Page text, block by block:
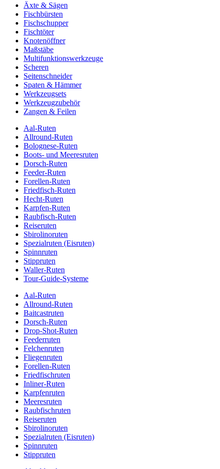
Äxte & Sägen
Fischbürsten
Fischschupper
Fischtöter
Knotenöffner
Maßstäbe
Multifunktionswerkzeuge
Scheren
Seitenschneider
Spaten & Hämmer
Werkzeugsets
Werkzeugzubehör
Zangen & Feilen
Aal-Ruten
Allround-Ruten
Bolognese-Ruten
Boots- und Meeresruten
Dorsch-Ruten
Feeder-Ruten
Forellen-Ruten
Friedfisch-Ruten
Hecht-Ruten
Karpfen-Ruten
Raubfisch-Ruten
Reiseruten
Sbirolinoruten
Spezialruten (Eisruten)
Spinnruten
Stippruten
Waller-Ruten
Tour-Guide-Systeme
Aal-Ruten
Allround-Ruten
Baitcastruten
Dorsch-Ruten
Drop-Shot-Ruten
Feederruten
Felchenruten
Fliegenruten
Forellen-Ruten
Friedfischruten
Inliner-Ruten
Karpfenruten
Meeresruten
Raubfischruten
Reiseruten
Sbirolinoruten
Spezialruten (Eisruten)
Spinnruten
Stippruten